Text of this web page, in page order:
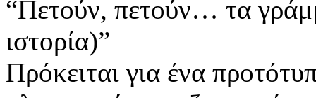
“Πετούν, πετούν… τα
ιστορία)”
Πρόκειται για ένα